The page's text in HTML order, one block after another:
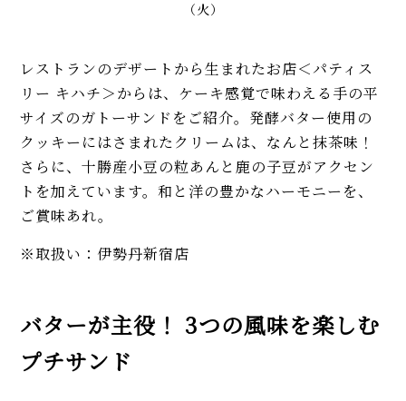
（火）
レストランのデザートから生まれたお店＜パティス
リー キハチ＞からは、ケーキ感覚で味わえる手の平
サイズのガトーサンドをご紹介。発酵バター使用の
クッキーにはさまれたクリームは、なんと抹茶味！
さらに、十勝産小豆の粒あんと鹿の子豆がアクセン
トを加えています。和と洋の豊かなハーモニーを、
ご賞味あれ。
※取扱い：伊勢丹新宿店
バターが主役！ 3つの風味を楽しむ
プチサンド